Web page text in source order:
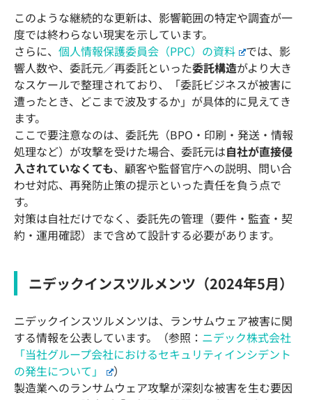
このような継続的な更新は、影響範囲の特定や調査が一
度では終わらない現実を示しています。
さらに、 個人情報保護委員会（PPC）の資料
では、影
響人数や、委託元／再委託といった委託構造がより大き
なスケールで整理されており、「委託ビジネスが被害に
遭ったとき、どこまで波及するか」が具体的に見えてき
ます。
ここで要注意なのは、委託先（BPO・印刷・発送・情報
処理など）が攻撃を受けた場合、委託元は自社が直接侵
入されていなくても、顧客や監督官庁への説明、問い合
わせ対応、再発防止策の提示といった責任を負う点で
す。
対策は自社だけでなく、委託先の管理（要件・監査・契
約・運用確認）まで含めて設計する必要があります。
ニデックインスツルメンツ（2024年5月）
ニデックインスツルメンツは、ランサムウェア被害に関
する情報を公表しています。（参照： ニデック株式会社
「当社グループ会社におけるセキュリティインシデント
の発生について」
）
製造業へのランサムウェア攻撃が深刻な被害を生む要因